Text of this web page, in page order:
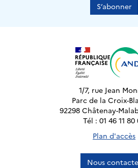
S’abonner
1/7, rue Jean
Parc de la Croix-
92298 Châtenay-
Tél : 01 46 11 80
Plan d'accès
Nous